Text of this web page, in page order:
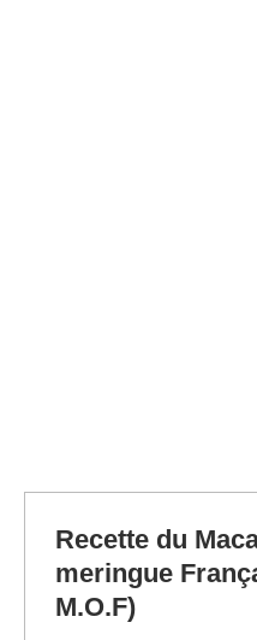
Recette du
meringue
M.O.F)